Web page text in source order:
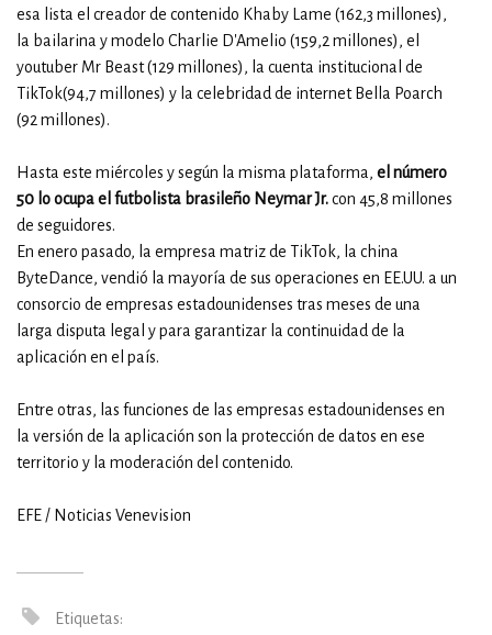
esa lista el creador de contenido Khaby Lame (162,3 millones),
la bailarina y modelo Charlie D'Amelio (159,2 millones), el
youtuber Mr Beast (129 millones), la cuenta institucional de
TikTok(94,7 millones) y la celebridad de internet Bella Poarch
(92 millones).
Hasta este miércoles y según la misma plataforma, el número
50 lo ocupa el futbolista brasileño Neymar Jr.con 45,8 millones
de seguidores.
En enero pasado, la empresa matriz de TikTok, la china
ByteDance, vendió la mayoría de sus operaciones en EE.UU. a un
consorcio de empresas estadounidenses tras meses de una
larga disputa legal y para garantizar la continuidad de la
aplicación en el país.
Entre otras, las funciones de las empresas estadounidenses en
la versión de la aplicación son la protección de datos en ese
territorio y la moderación del contenido.
EFE / Noticias Venevision
Etiquetas: